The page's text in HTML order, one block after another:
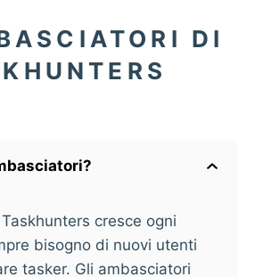
DI
cresce ogni
bisogno di nuovi utenti
tasker. Gli ambasciatori